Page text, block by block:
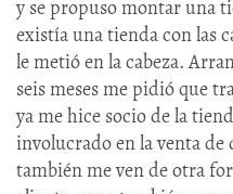
y se propuso montar una
existía una tienda con las
le metió en la cabeza.
seis meses me pidió que
ya me hice socio de la
involucrado en la venta de
también me ven de otra